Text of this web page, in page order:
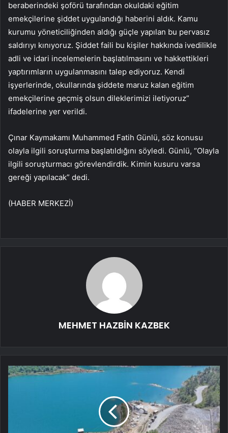
beraberindeki şoförü tarafından okuldaki eğitim
emekçilerine şiddet uygulandığı haberini aldık. Kamu
kurumu yöneticiliğinden aldığı güçle yapılan bu pervasız
saldırıyı kınıyoruz. Şiddet faili bu kişiler hakkında ivedilikle
adli ve idari incelemelerin başlatılmasını ve hakkettikleri
yaptırımların uygulanmasını talep ediyoruz. Kendi
işyerlerinde, okullarında şiddete maruz kalan eğitim
emekçilerine geçmiş olsun dileklerimizi iletiyoruz”
ifadelerine yer verildi.
Çınar Kaymakamı Muhammed Fatih Günlü, söz konusu
olayla ilgili soruşturma başlatıldığını söyledi. Günlü, “Olayla
ilgili soruşturmacı görevlendirdik. Kimin kusuru varsa
gereği yapılacak” dedi.
(HABER MERKEZİ)
MEHMET HAZBİN KAZBEK